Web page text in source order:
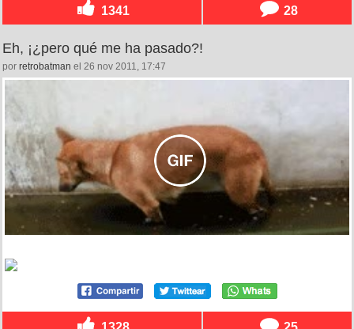
1341 28
Eh, ¡¿pero qué me ha pasado?!
por retrobatman el 26 nov 2011, 17:47